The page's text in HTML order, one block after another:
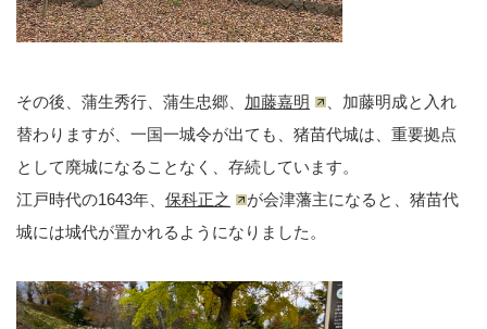
その後、蒲生秀行、蒲生忠郷、 加藤嘉明
、加藤明成と入れ
替わりますが、一国一城令が出ても、猪苗代城は、重要拠点
として廃城になることなく、存続しています。
江戸時代の1643年、 保科正之
が会津藩主になると、猪苗代
城には城代が置かれるようになりました。